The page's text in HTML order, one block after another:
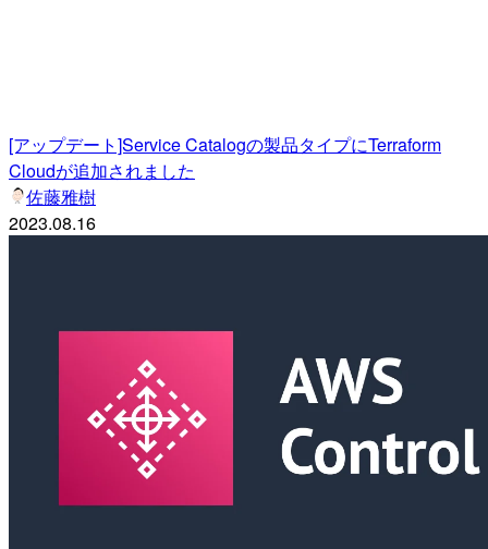
[アップデート]Service Catalogの製品タイプにTerraform
Cloudが追加されました
佐藤雅樹
2023.08.16